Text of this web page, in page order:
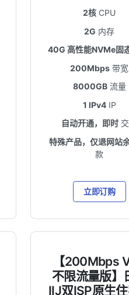
2核 CPU
2G 内存
40G 高性能NVMe固
200Mbps 带宽
8000GB流量
1 IPv4IP
自动开通，即时
特殊产品，仅退网站
款
立即订购
【200Mbps
不限流量版】
IIJ双ISP原生